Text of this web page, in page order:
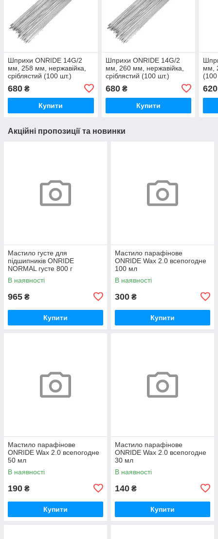
Шприхи ONRIDE 14G/2
мм, 258 мм, нержавійка,
сріблястий (100 шт.)
680 ₴
Купити
Шприхи ONRIDE 14G/2
мм, 260 мм, нержавійка,
сріблястий (100 шт.)
680₴
Купити
мм,
620
Акційні пропозиції та новинки
Мастило густе для
підшипників ONRIDE
NORMAL густе 800 г
(металева банка)
В наявності
965 ₴
Купити
Мастило парафінове
ONRIDE Wax 2.0 всепогодне
100 мл
В наявності
300 ₴
Купити
Мастило парафінове
ONRIDE Wax 2.0 всепогодне
50 мл
В наявності
190 ₴
Купити
Мастило парафінове
ONRIDE Wax 2.0 всепогодне
30 мл
В наявності
140 ₴
Купити